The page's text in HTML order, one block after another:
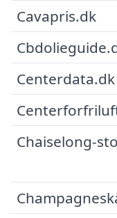
Cavapris.dk
Centerdata.dk
Chaiselong-